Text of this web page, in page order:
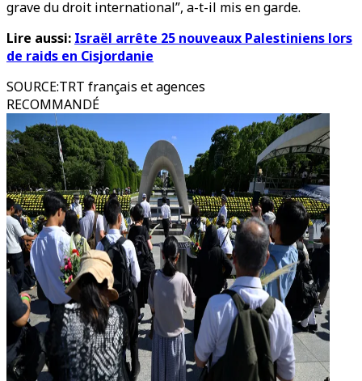
grave du droit international”, a-t-il mis en garde.
Lire aussi: Israël arrête 25 nouveaux Palestiniens lors
de raids en Cisjordanie
SOURCE:TRT français et agences
RECOMMANDÉ